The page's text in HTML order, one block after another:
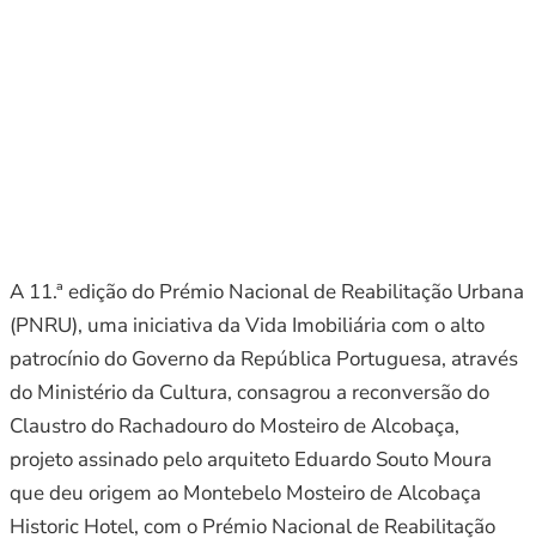
A 11.ª edição do Prémio Nacional de Reabilitação Urbana
(PNRU), uma iniciativa da Vida Imobiliária com o alto
patrocínio do Governo da República Portuguesa, através
do Ministério da Cultura, consagrou a reconversão do
Claustro do Rachadouro do Mosteiro de Alcobaça,
projeto assinado pelo arquiteto Eduardo Souto Moura
que deu origem ao Montebelo Mosteiro de Alcobaça
Historic Hotel, com o Prémio Nacional de Reabilitação